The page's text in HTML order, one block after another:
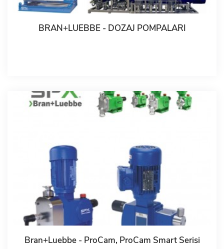
BRAN+LUEBBE - DOZAJ POMPALARI
Bran+Luebbe - ProCam, ProCam Smart Serisi